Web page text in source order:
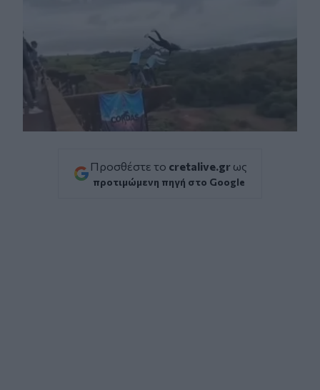
Προσθέστε το cretalive.gr ως
προτιμώμενη πηγή στο Google